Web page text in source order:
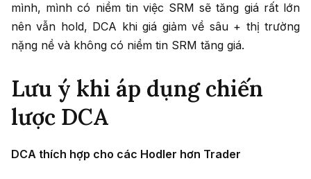
mình, mình có niềm tin việc SRM sẽ tăng giá rất lớn
nên vẫn hold, DCA khi giá giảm về sâu + thị trường
nặng nề và không có niềm tin SRM tăng giá.
Lưu ý khi áp dụng chiến
lược DCA
DCA thích hợp cho các Hodler hơn Trader